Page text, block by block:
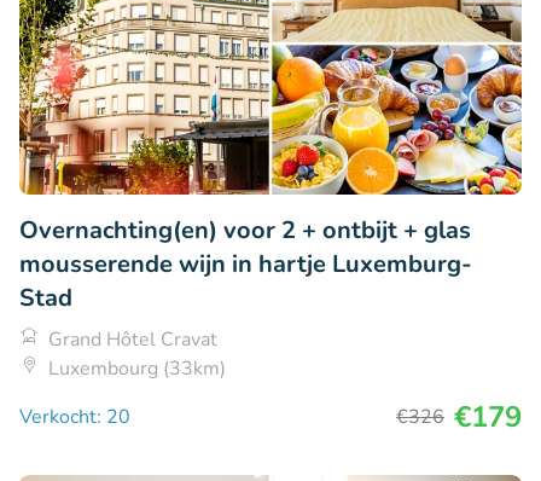
Overnachting(en) voor 2 + ontbijt + glas
mousserende wijn in hartje Luxemburg-
Stad
Grand Hôtel Cravat
Luxembourg (33km)
Verkocht: 20
€326 €179